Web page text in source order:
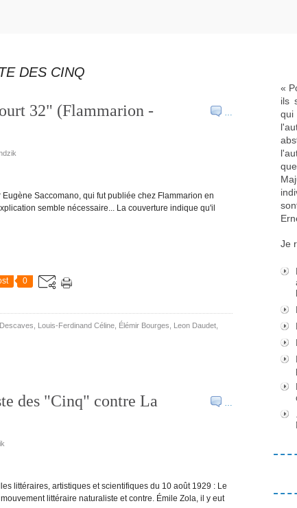
DES CINQ
…
32" (Flammarion -
Saccomano, qui fut publiée chez Flammarion en
semble nécessaire... La couverture indique qu'il
0
Louis-Ferdinand Céline Élémir Bourges Leon Daudet
…
des "Cinq" contre La
littéraires, artistiques et scientifiques du 10 août 1929 : Le
littéraire naturaliste et contre. Émile Zola, il y eut
«
ils
qui
Je